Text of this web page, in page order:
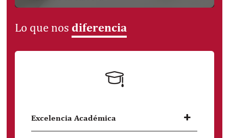
Lo que nos diferencia
Excelencia Académica